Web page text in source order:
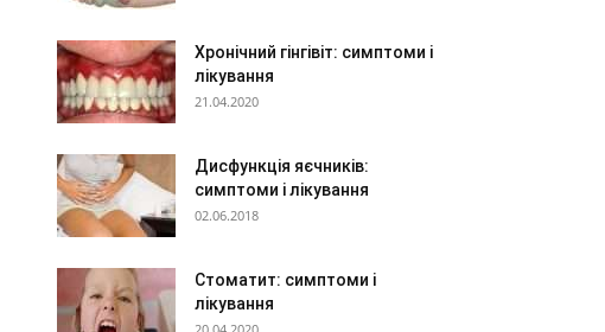
Хронічний гінгівіт: симптоми і
лікування
21.04.2020
Дисфункція яєчників:
симптоми і лікування
02.06.2018
Стоматит: симптоми і
лікування